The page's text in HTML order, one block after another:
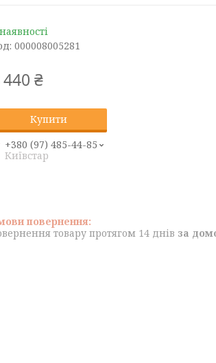
000008005281
440 ₴
Купити
+380 (97) 485-44-85
Київстар
товару протягом 14 днів за